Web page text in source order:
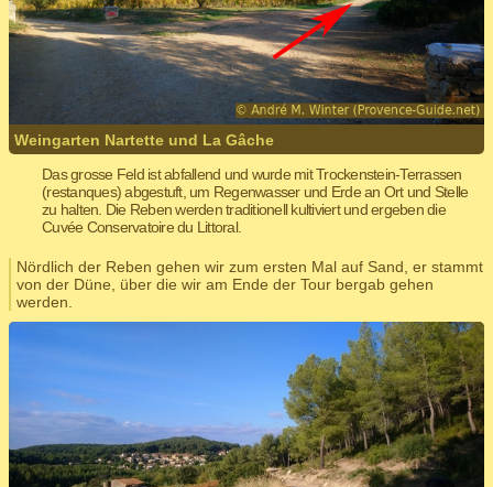
Weingarten Nartette und La Gâche
Das grosse Feld ist abfallend und wurde mit Trockenstein-Terrassen
(restanques) abgestuft, um Regenwasser und Erde an Ort und Stelle
zu halten. Die Reben werden traditionell kultiviert und ergeben die
Cuvée Conservatoire du Littoral.
Nördlich der Reben gehen wir zum ersten Mal auf Sand, er stammt
von der Düne, über die wir am Ende der Tour bergab gehen
werden.